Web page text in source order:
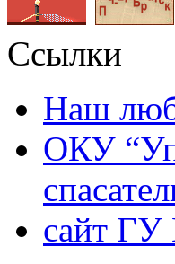
Ссылки
Наш
ОКУ
сайт ГУ